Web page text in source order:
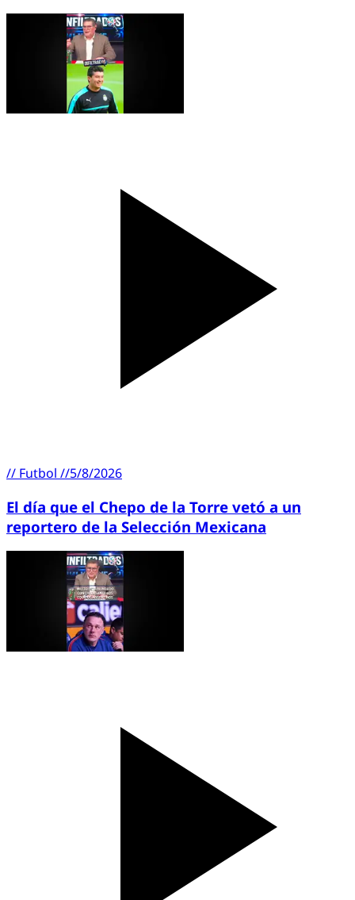
// Futbol //5/8/2026
El día que el Chepo de la Torre vetó a un
reportero de la Selección Mexicana